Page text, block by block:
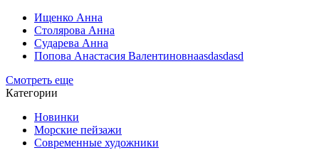
Ищенко Анна
Столярова Анна
Сударева Анна
Попова Анастасия Валентиновнаasdasdasd
Смотреть еще
Категории
Новинки
Морские пейзажи
Современные художники